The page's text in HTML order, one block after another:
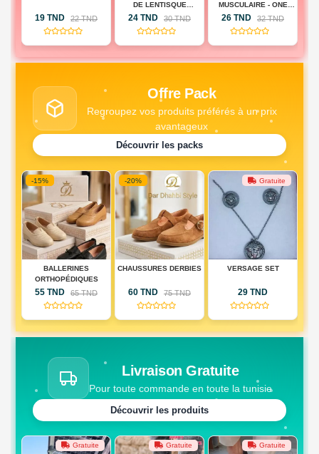
19 TND 22 TND
(0)
DE LENTISQUE
PISTACHIER
24 TND 30 TND
(0)
MUSCULAIRE - ONE
TOUCH ACTIVE
26 TND 32 TND
(0)
Offre Pack
Regroupez vos produits préférés à un prix
avantageux
Découvrir les packs
-15%
BALLERINES
ORTHOPÉDIQUES
55 TND 65 TND
(0)
-20%
CHAUSSURES DERBIES
60 TND 75 TND
(0)
Gratuite
VERSAGE SET
29 TND
(0)
Livraison Gratuite
Pour toute commande en toute la tunisie
Découvrir les produits
Gratuite Gratuite Gratuite